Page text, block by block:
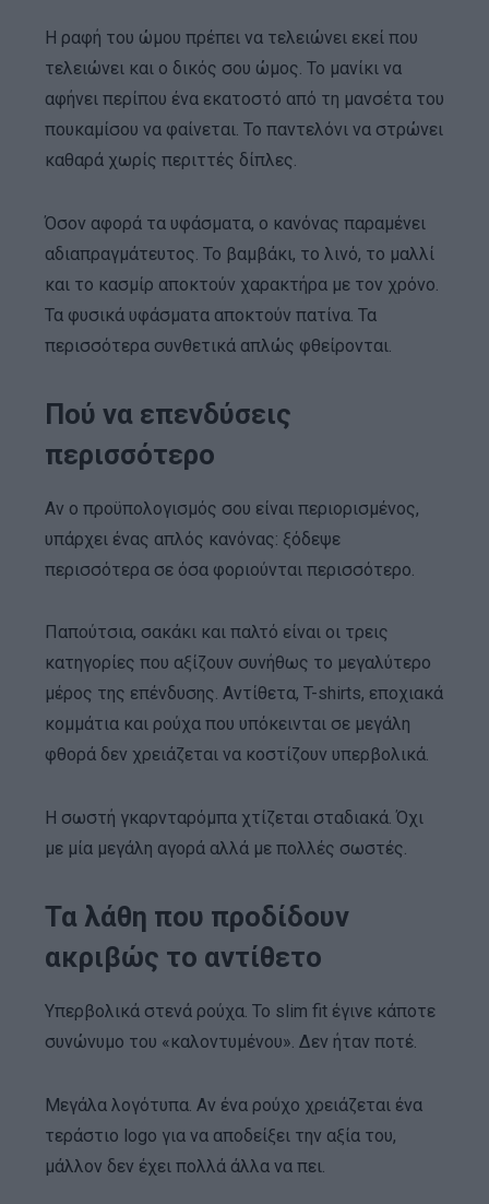
Η ραφή του ώμου πρέπει να τελειώνει εκεί που
τελειώνει και ο δικός σου ώμος. Το μανίκι να
αφήνει περίπου ένα εκατοστό από τη μανσέτα του
πουκαμίσου να φαίνεται. Το παντελόνι να στρώνει
καθαρά χωρίς περιττές δίπλες.
Όσον αφορά τα υφάσματα, ο κανόνας παραμένει
αδιαπραγμάτευτος. Το βαμβάκι, το λινό, το μαλλί
και το κασμίρ αποκτούν χαρακτήρα με τον χρόνο.
Τα φυσικά υφάσματα αποκτούν πατίνα. Τα
περισσότερα συνθετικά απλώς φθείρονται.
Πού να επενδύσεις
περισσότερο
Αν ο προϋπολογισμός σου είναι περιορισμένος,
υπάρχει ένας απλός κανόνας: ξόδεψε
περισσότερα σε όσα φοριούνται περισσότερο.
Παπούτσια, σακάκι και παλτό είναι οι τρεις
κατηγορίες που αξίζουν συνήθως το μεγαλύτερο
μέρος της επένδυσης. Αντίθετα, T-shirts, εποχιακά
κομμάτια και ρούχα που υπόκεινται σε μεγάλη
φθορά δεν χρειάζεται να κοστίζουν υπερβολικά.
Η σωστή γκαρνταρόμπα χτίζεται σταδιακά. Όχι
με μία μεγάλη αγορά αλλά με πολλές σωστές.
Τα λάθη που προδίδουν
ακριβώς το αντίθετο
Υπερβολικά στενά ρούχα. Το slim fit έγινε κάποτε
συνώνυμο του «καλοντυμένου». Δεν ήταν ποτέ.
Μεγάλα λογότυπα. Αν ένα ρούχο χρειάζεται ένα
τεράστιο logo για να αποδείξει την αξία του,
μάλλον δεν έχει πολλά άλλα να πει.